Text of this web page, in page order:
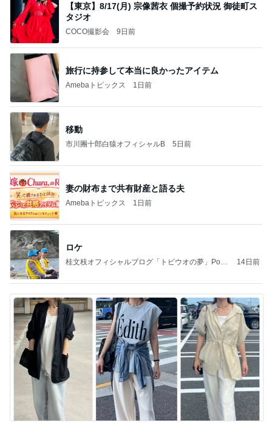
【東京】8/17(月) 宗像茜衣 個撮予約状況 御徒町ス
タジオ
COCO撮影会 9日前
旅行に持参して本当に良かったアイテム
Amebaトピックス 1日前
移動
市川團十郎白猿オフィシャルB 5日前
妻の財布まで共有財産と語る夫
Amebaトピックス 1日前
ロケ
桂文枝オフィシャルブログ「トビウオの夢」Pow
14日前